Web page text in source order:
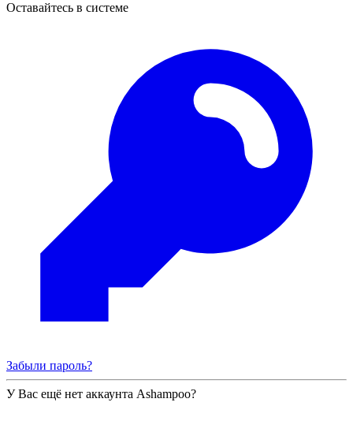
Оставайтесь в системе
Забыли пароль?
У Вас ещё нет аккаунта Ashampoo?